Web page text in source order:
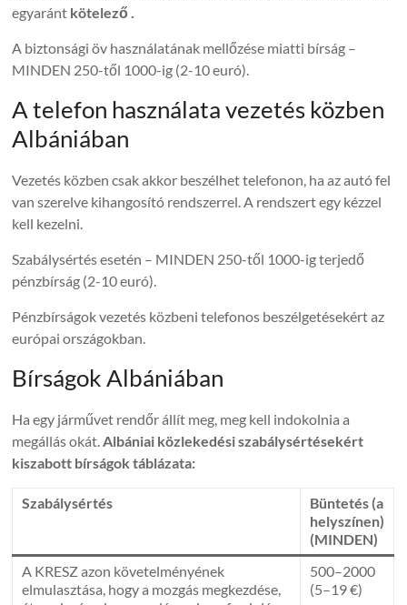
egyaránt kötelező .
A biztonsági öv használatának mellőzése miatti bírság –
MINDEN 250-től 1000-ig (2-10 euró).
A telefon használata vezetés közben
Albániában
Vezetés közben csak akkor beszélhet telefonon, ha az autó fel
van szerelve kihangosító rendszerrel. A rendszert egy kézzel
kell kezelni.
Szabálysértés esetén – MINDEN 250-től 1000-ig terjedő
pénzbírság (2-10 euró).
Pénzbírságok vezetés közbeni telefonos beszélgetésekért az
európai országokban.
Bírságok Albániában
Ha egy járművet rendőr állít meg, meg kell indokolnia a
megállás okát.Albániai közlekedési szabálysértésekért
kiszabott bírságok táblázata:
Szabálysértés
Büntetés (a
helyszínen)
(MINDEN)
A KRESZ azon követelményének
elmulasztása, hogy a mozgás megkezdése,
500–2000
(5–19 €)